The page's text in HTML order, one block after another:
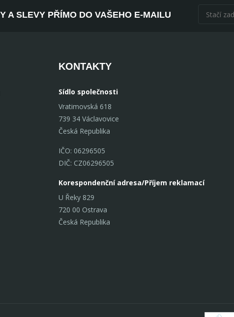
A SLEVY PŘÍMO DO VAŠEHO E-MAILU
KONTAKTY
Sídlo společnosti
Vratimovská 618
739 34 Václavovice
Česká Republika
IČO: 06296505
DIČ: CZ06296505
Korespondenční adresa/Příjem reklamací
U Řeky 829
720 00 Ostrava
Česká Republika